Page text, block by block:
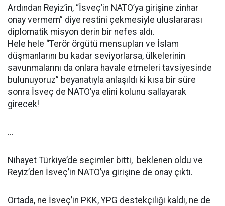
Ardından Reyiz’in, “İsveç’in NATO’ya girişine zinhar
onay vermem” diye restini çekmesiyle uluslararası
diplomatik misyon derin bir nefes aldı.
Hele hele “Terör örgütü mensupları ve İslam
düşmanlarını bu kadar seviyorlarsa, ülkelerinin
savunmalarını da onlara havale etmeleri tavsiyesinde
bulunuyoruz” beyanatıyla anlaşıldı ki kısa bir süre
sonra İsveç de NATO’ya elini kolunu sallayarak
girecek!
…
Nihayet Türkiye’de seçimler bitti, beklenen oldu ve
Reyiz’den İsveç’in NATO’ya girişine de onay çıktı.
Ortada, ne İsveç’in PKK, YPG destekçiliği kaldı, ne de